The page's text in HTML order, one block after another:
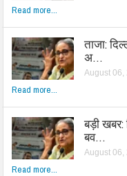
Read more...
ताजा:
अ…
August 06,
Read more...
बड़ी खबर:
बव…
August 06,
Read more...